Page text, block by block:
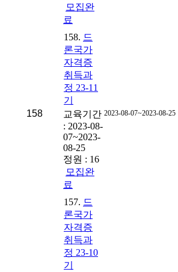
모집완
료
158
158. 드
론국가
자격증
취득과
정 23-11
기
교육기간
: 2023-08-
07~2023-
08-25
정원 : 16
모집완
료
2023-08-07~2023-08-25
157. 드
론국가
자격증
취득과
정 23-10
기